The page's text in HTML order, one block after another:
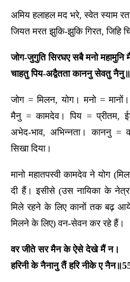
अमिय हलाहल मद भरे, स्वेत स्याम
जियत मरत झुकि-झुकि गिरत, जिहि
जोग-जुगुति सिरघए सबै मनो महामुनि
चाहतु पिय-अद्वैतता काननु सेवतु
जोग = मिलन, योग। मनो =
मैनु = कामदेव। पिय = प्रीतम,
अभेद-भाव, अभिन्नता। काननु
सिखा दिया।
मानो महातपस्वी कामदेव ने योग
दी हैं। इसीसे (उस नायिका के
मिले रहने के लिए कानों तक बढ़ आये
मिलने के लिए) वन-सेवन कर रहे हैं।
वर जीते सर मैन के ऐसे देखे मैं न।
हरिनी के नैनानु तैं हरि नीके ए